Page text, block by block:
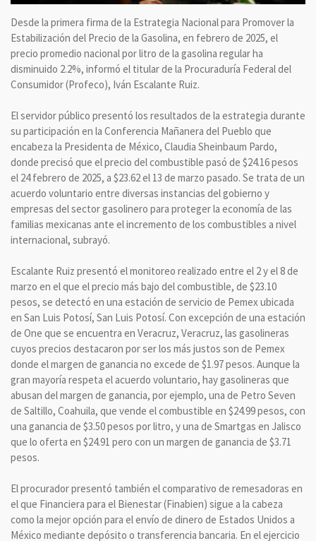
Desde la primera firma de la Estrategia Nacional para Promover la
Estabilización del Precio de la Gasolina, en febrero de 2025, el
precio promedio nacional por litro de la gasolina regular ha
disminuido 2.2%, informó el titular de la Procuraduría Federal del
Consumidor (Profeco), Iván Escalante Ruiz.
El servidor público presentó los resultados de la estrategia durante
su participación en la Conferencia Mañanera del Pueblo que
encabeza la Presidenta de México, Claudia Sheinbaum Pardo,
donde precisó que el precio del combustible pasó de $24.16 pesos
el 24 febrero de 2025, a $23.62 el 13 de marzo pasado. Se trata de un
acuerdo voluntario entre diversas instancias del gobierno y
empresas del sector gasolinero para proteger la economía de las
familias mexicanas ante el incremento de los combustibles a nivel
internacional, subrayó.
Escalante Ruiz presentó el monitoreo realizado entre el 2 y el 8 de
marzo en el que el precio más bajo del combustible, de $23.10
pesos, se detectó en una estación de servicio de Pemex ubicada
en San Luis Potosí, San Luis Potosí. Con excepción de una estación
de One que se encuentra en Veracruz, Veracruz, las gasolineras
cuyos precios destacaron por ser los más justos son de Pemex
donde el margen de ganancia no excede de $1.97 pesos. Aunque la
gran mayoría respeta el acuerdo voluntario, hay gasolineras que
abusan del margen de ganancia, por ejemplo, una de Petro Seven
de Saltillo, Coahuila, que vende el combustible en $24.99 pesos, con
una ganancia de $3.50 pesos por litro, y una de Smartgas en Jalisco
que lo oferta en $24.91 pero con un margen de ganancia de $3.71
pesos.
El procurador presentó también el comparativo de remesadoras en
el que Financiera para el Bienestar (Finabien) sigue a la cabeza
como la mejor opción para el envío de dinero de Estados Unidos a
México mediante depósito o transferencia bancaria. En el ejercicio